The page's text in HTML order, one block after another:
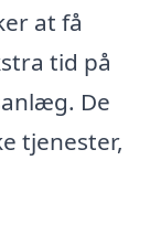
at få
tid på
De
tjenester,